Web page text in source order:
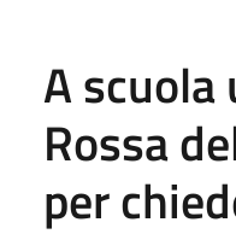
A scuola
Rossa
per